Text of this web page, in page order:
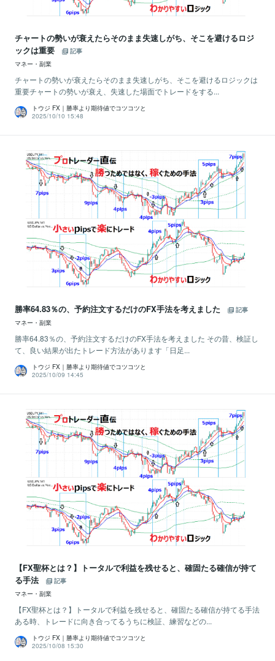
チャートの勢いが衰えたらそのまま失速しがち、そこを避けるロジ
ックは重要
記事
マネー・副業
チャートの勢いが衰えたらそのまま失速しがち、そこを避けるロジックは
重要チャートの勢いが衰え、失速した場面でトレードをする...
トウジ FX｜勝率より期待値でコツコツと
2025/10/10 15:48
勝率64.83％の、予約注文するだけのFX手法を考えました
記事
マネー・副業
勝率64.83％の、予約注文するだけのFX手法を考えました その昔、検証し
て、良い結果が出たトレード方法があります「日足...
トウジ FX｜勝率より期待値でコツコツと
2025/10/09 14:45
【FX聖杯とは？】トータルで利益を残せると、確固たる確信が持て
る手法
記事
マネー・副業
【FX聖杯とは？】トータルで利益を残せると、確固たる確信が持てる手法
ある時、トレードに向き合ってるうちに検証、練習などの...
トウジ FX｜勝率より期待値でコツコツと
2025/10/08 15:30